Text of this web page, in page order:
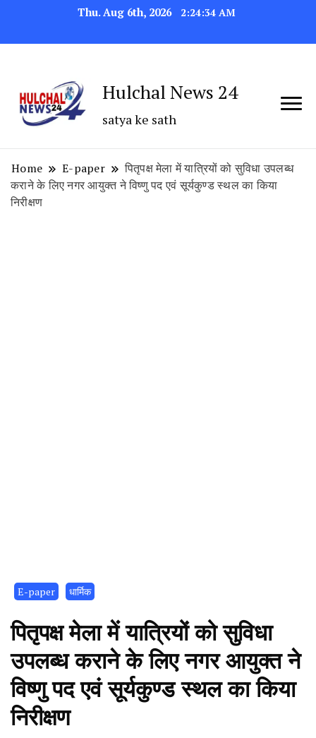
Thu. Aug 6th, 2026 2:24:35 AM
Hulchal News 24
satya ke sath
Home E-paper
पितृपक्ष मेला में यात्रियों को सुविधा उपलब्ध
कराने के लिए नगर आयुक्त ने विष्णु पद एवं सूर्यकुण्ड स्थल का किया
निरीक्षण
E-paper धार्मिक
पितृपक्ष मेला में यात्रियों को सुविधा
उपलब्ध कराने के लिए नगर आयुक्त ने
विष्णु पद एवं सूर्यकुण्ड स्थल का किया
निरीक्षण